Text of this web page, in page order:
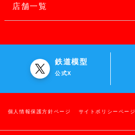
店舗一覧
鉄道模型
公式X
個人情報保護方針ページ サイトポリシーページ